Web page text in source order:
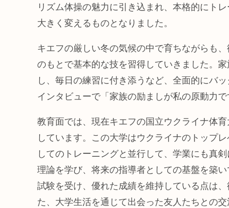
リズム体操の魅力に引き込まれ、本格的にト
大きく変えるものとなりました。
キエフの厳しい冬の気候の中で育ちながらも
のもとで基本的な技を習得していきました。
し、毎日の練習に付き添うなど、全面的にバ
インタビューで「家族の励ましが私の原動力
教育面では、現在キエフの国立ウクライナ体
しています。この大学はウクライナのトップ
してのトレーニングと並行して、学業にも真
理論を学び、将来の指導者としての基盤を築
試験を受け、優れた成績を維持している点は
た、大学生活を通じて出会った友人たちとの